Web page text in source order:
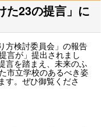
た23の提言」に
方検討委員会」の報告
言が」提出されまし
言を踏まえ、未来のふ
市立学校のあるべき姿
す。ぜひ御覧くださ